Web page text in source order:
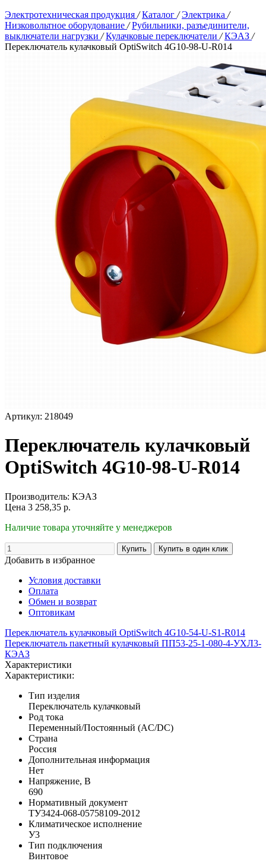
Электротехническая продукция / Каталог / Электрика /
Низковольтное оборудование / Рубильники, разъединители,
выключатели нагрузки / Кулачковые переключатели / КЭАЗ /
Переключатель кулачковый OptiSwitch 4G10-98-U-R014
Артикул: 218049
Переключатель кулачковый
OptiSwitch 4G10-98-U-R014
Производитель: КЭАЗ
Цена 3 258,35 р.
Наличие товара уточняйте у менеджеров
Добавить в избранное
Условия доставки
Оплата
Обмен и возврат
Оптовикам
Переключатель кулачковый OptiSwitch 4G10-54-U-S1-R014
Переключатель пакетный кулачковый ПП53-25-1-080-4-УХЛ3-
КЭАЗ
Характеристики
Характеристики:
Тип изделия
Переключатель кулачковый
Род тока
Переменный/Постоянный (AC/DC)
Страна
Россия
Дополнительная информация
Нет
Напряжение, В
690
Нормативный документ
ТУ3424-068-05758109-2012
Климатическое исполнение
У3
Тип подключения
Винтовое